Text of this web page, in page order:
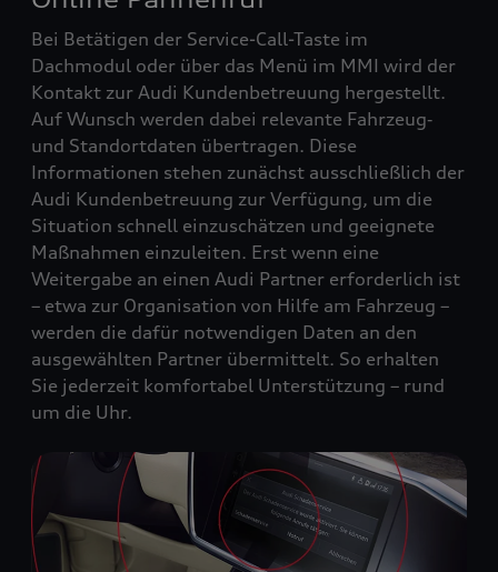
Bei Betätigen der Service-Call-Taste im
Dachmodul oder über das Menü im MMI wird der
Kontakt zur Audi Kundenbetreuung hergestellt.
Auf Wunsch werden dabei relevante Fahrzeug‑
und Standortdaten übertragen. Diese
Informationen stehen zunächst ausschließlich der
Audi Kundenbetreuung zur Verfügung, um die
Situation schnell einzuschätzen und geeignete
Maßnahmen einzuleiten. Erst wenn eine
Weitergabe an einen Audi Partner erforderlich ist
– etwa zur Organisation von Hilfe am Fahrzeug –
werden die dafür notwendigen Daten an den
ausgewählten Partner übermittelt. So erhalten
Sie jederzeit komfortabel Unterstützung – rund
um die Uhr.